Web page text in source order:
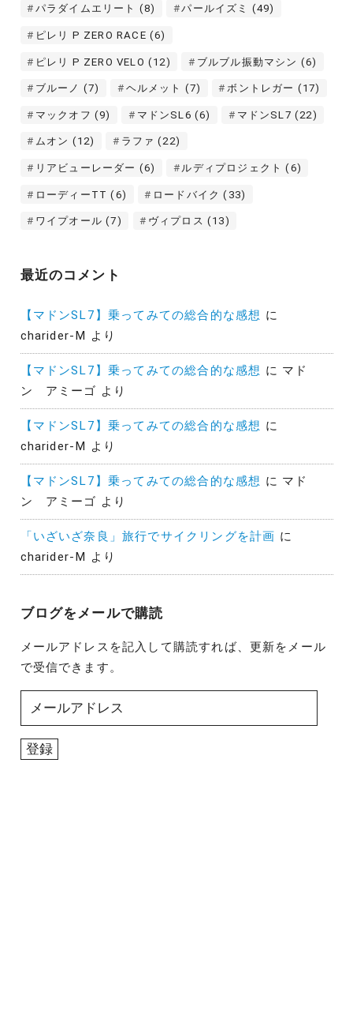
パラダイムエリート (8) パールイズミ (49)
ピレリ P ZERO RACE (6)
ピレリ P ZERO VELO (12) ブルブル振動マシン (6)
ブルーノ (7) ヘルメット (7) ボントレガー (17)
マックオフ (9) マドンSL6 (6) マドンSL7 (22)
ムオン (12) ラファ (22)
リアビューレーダー (6) ルディプロジェクト (6)
ローディーTT (6) ロードバイク (33)
ワイプオール (7) ヴィプロス (13)
最近のコメント
【マドンSL7】乗ってみての総合的な感想 に
charider-M
より
【マドンSL7】乗ってみての総合的な感想 に マド
ン アミーゴ より
【マドンSL7】乗ってみての総合的な感想 に
charider-M
より
【マドンSL7】乗ってみての総合的な感想 に マド
ン アミーゴ より
「いざいざ奈良」旅行でサイクリングを計画 に
charider-M
より
ブログをメールで購読
メールアドレスを記入して購読すれば、更新をメール
で受信できます。
ル
ア
登録